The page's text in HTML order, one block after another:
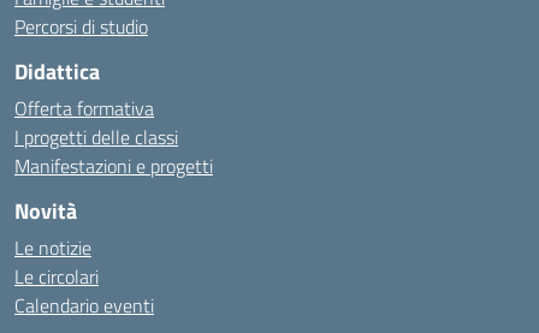
Percorsi di studio
Didattica
Offerta formativa
I progetti delle classi
Manifestazioni e progetti
Novità
Le notizie
Le circolari
Calendario eventi